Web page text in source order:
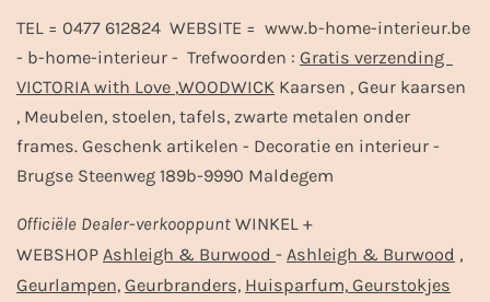
TEL = 0477 612824 WEBSITE = www.b-home-interieur.be
- b-home-interieur - Trefwoorden : Gratis verzending
VICTORIA with Love ,WOODWICK Kaarsen , Geur kaarsen
, Meubelen, stoelen, tafels, zwarte metalen onder
frames. Geschenk artikelen - Decoratie en interieur -
Brugse Steenweg 189b-9990 Maldegem
Officiële Dealer-verkooppunt WINKEL +
WEBSHOP Ashleigh & Burwood - Ashleigh & Burwood ,
Geurlampen, Geurbranders, Huisparfum, Geurstokjes